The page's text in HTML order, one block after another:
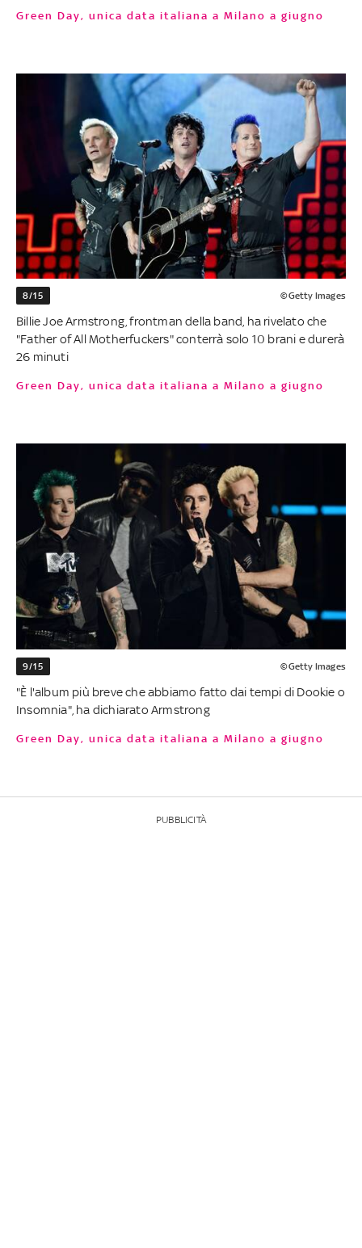
Green Day, unica data italiana a Milano a giugno
8/15 ©Getty Images
Billie Joe Armstrong, frontman della band, ha rivelato che
"Father of All Motherfuckers" conterrà solo 10 brani e durerà
26 minuti
Green Day, unica data italiana a Milano a giugno
9/15 ©Getty Images
"È l'album più breve che abbiamo fatto dai tempi di Dookie o
Insomnia", ha dichiarato Armstrong
Green Day, unica data italiana a Milano a giugno
PUBBLICITÀ